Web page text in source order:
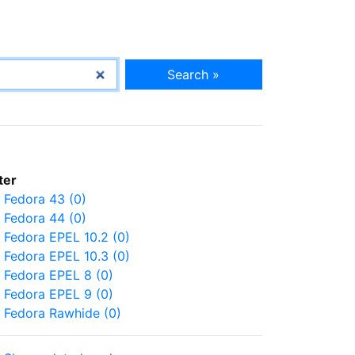
Search »
Fedora 43 (0)
Fedora 44 (0)
Fedora EPEL 10.2 (0)
Fedora EPEL 10.3 (0)
Fedora EPEL 8 (0)
Fedora EPEL 9 (0)
Fedora Rawhide (0)